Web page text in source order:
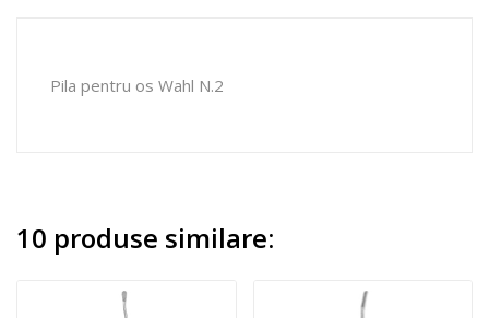
Pila pentru os Wahl N.2
10 produse similare: